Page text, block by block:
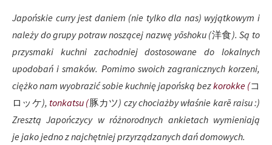
Japońskie curry jest daniem (nie tylko dla nas) wyjątkowym i
należy do grupy potraw noszącej nazwę yōshoku (洋食). Są to
przysmaki kuchni zachodniej dostosowane do lokalnych
upodobań i smaków. Pomimo swoich zagranicznych korzeni,
ciężko nam wyobrazić sobie kuchnię japońską bezkorokke (コ
ロッケ), tonkatsu (豚カツ) czy chociażby właśnie karē raisu :)
ZresztąJapończycy w różnorodnych ankietach wymieniają
je jako jedno z najchętniej przyrządzanych dań domowych.